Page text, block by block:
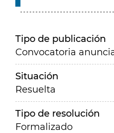
Tipo de publicación
Convocatoria
Situación
Resuelta
Tipo de resolución
Formalizado